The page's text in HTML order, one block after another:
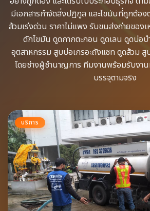
มีเอกสารกำจัดสิ่งปฏิกูล​ และไขมันที่ถูกต้อ
ส้วมเร่งด่วน​ ราคาไม่แพง รับขนส่งถ่ายของ
ดักไขมัน​ ดูดกากตะกอน​ ดูดเลน​ ดูดบ่อบ
อุตสาหกรรม​ สูบบ่อเกรอะถังแซท​ ดูดส้วม​
โดยช่างผู้ชำนาญการ​ ทีมงานพร้อม​รับงา
บรรจุ​ตามจริง
บริการ